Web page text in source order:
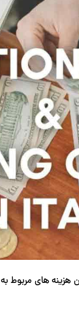
هزینه های